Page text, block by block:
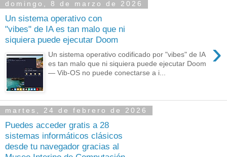
domingo, 8 de marzo de 2026
Un sistema operativo con
"vibes" de IA es tan malo que ni
siquiera puede ejecutar Doom
›
Un sistema operativo codificado por "vibes" de IA
es tan malo que ni siquiera puede ejecutar Doom
— Vib-OS no puede conectarse a i...
martes, 24 de febrero de 2026
Puedes acceder gratis a 28
sistemas informáticos clásicos
desde tu navegador gracias al